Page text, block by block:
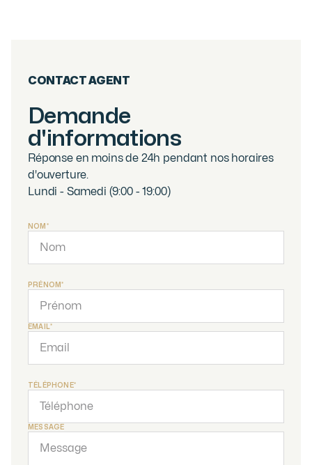
CONTACT AGENT
Demande
d'informations
Réponse en moins de 24h pendant nos horaires
d'ouverture.
Lundi - Samedi (9:00 - 19:00)
NOM*
PRÉNOM*
EMAIL*
TÉLÉPHONE*
MESSAGE